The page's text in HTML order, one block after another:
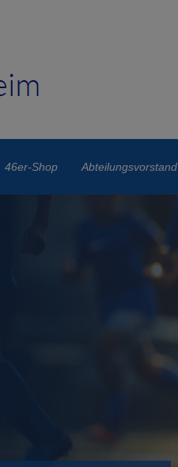
46er-Shop Abteilungsvorstand